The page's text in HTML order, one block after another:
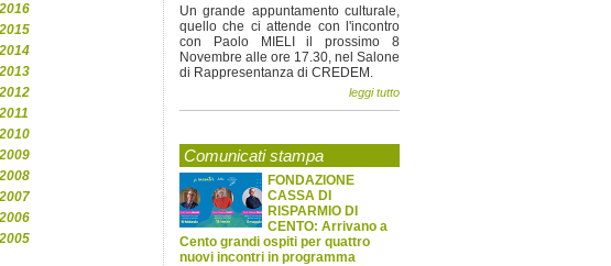
Un grande appuntamento culturale,
quello che ci attende con l'incontro
con Paolo MIELI il prossimo 8
Novembre alle ore 17.30, nel Salone
di Rappresentanza di CREDEM.
leggi tutto
Comunicati stampa
FONDAZIONE
CASSA DI
RISPARMIO DI
CENTO: Arrivano a
Cento grandi ospiti per quattro
nuovi incontri in programma